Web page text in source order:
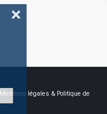
❌
Mentions légales & Politique de